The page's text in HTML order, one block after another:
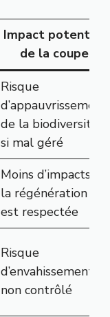
Impact potentiel
de la coupe
Risque
d’appauvrissement
de la biodiversité
si mal géré
Moins d’impacts si
la régénération
est respectée
Risque
d’envahissement si
non contrôlé